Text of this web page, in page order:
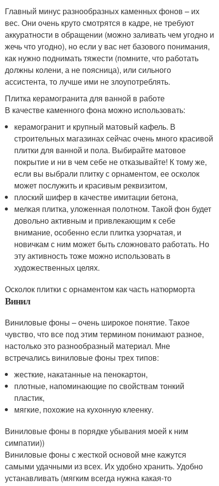
Главный минус разнообразных каменных фонов – их
вес. Они очень круто смотрятся в кадре, не требуют
аккуратности в обращении (можно заливать чем угодно и
жечь что угодно), но если у вас нет базового понимания,
как нужно поднимать тяжести (помните, что работать
должны колени, а не поясница), или сильного
ассистента, то лучше ими не злоупотреблять.
Плитка керамогранита для ванной в работе
В качестве каменного фона можно использовать:
керамогранит и крупный матовый кафель. В
строительных магазинах сейчас очень много красивой
плитки для ванной и пола. Выбирайте матовое
покрытие и ни в чем себе не отказывайте! К тому же,
если вы выбрали плитку с орнаментом, ее осколок
может послужить и красивым реквизитом,
плоский шифер в качестве имитации бетона,
мелкая плитка, уложенная полотном. Такой фон будет
довольно активным и привлекающим к себе
внимание, особенно если плитка узорчатая, и
новичкам с ним может быть сложновато работать. Но
эту активность тоже можно использовать в
художественных целях.
Осколок плитки с орнаментом как часть натюрморта
Винил
Виниловые фоны – очень широкое понятие. Такое
чувство, что все под этим термином понимают разное,
настолько это разнообразный материал. Мне
встречались виниловые фоны трех типов:
жесткие, накатанные на пенокартон,
плотные, напоминающие по свойствам тонкий
пластик,
мягкие, похожие на кухонную клеенку.
Виниловые фоны в порядке убывания моей к ним
симпатии))
Виниловые фоны с жесткой основой мне кажутся
самыми удачными из всех. Их удобно хранить. Удобно
устанавливать (мягким всегда нужна какая-то